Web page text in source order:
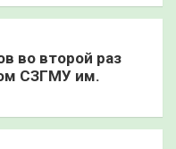
во второй раз
СЗГМУ им.